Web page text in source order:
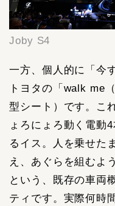
Joby S4
一方、個人的に「今
トヨタの「walk me
型シート）です。こ
ょろにょろ動く電動
るイス。人を乗せた
え、あぐらを組むよ
という、既存の車両
ティです。実際何時